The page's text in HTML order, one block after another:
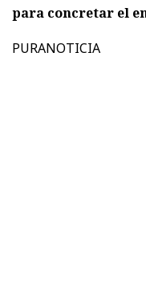
para concretar el
PURANOTICIA